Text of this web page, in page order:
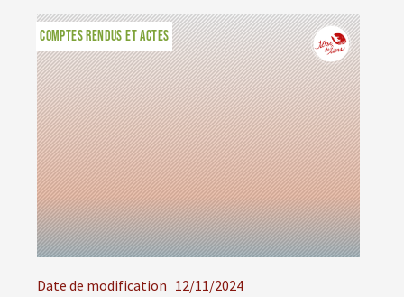
Date de modification 12/11/2024
COMPTES RENDUS ET ACTES